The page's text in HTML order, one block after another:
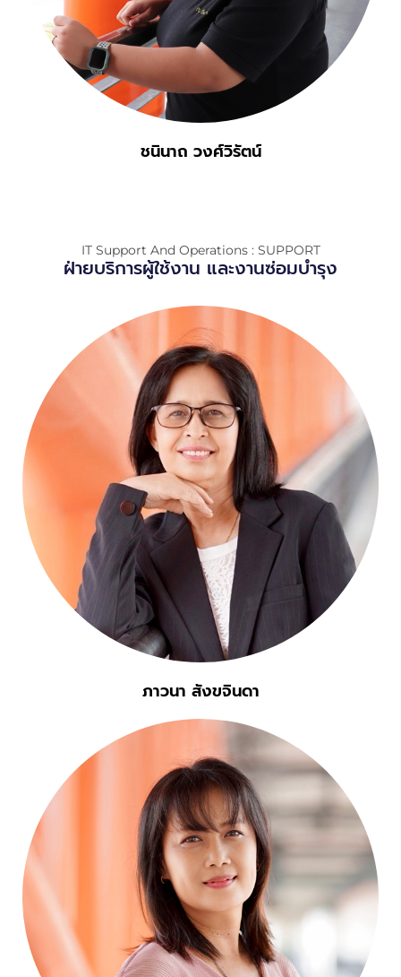
ชนินาถ วงศ์วิรัตน์
IT Support And Operations : SUPPORT
ฝ่ายบริการผู้ใช้งาน และงานซ่อมบำรุง
ภาวนา สังขจินดา